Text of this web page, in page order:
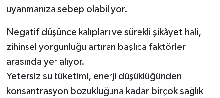
uyanmanıza sebep olabiliyor.
Negatif düşünce kalıpları ve sürekli şikâyet hali,
zihinsel yorgunluğu artıran başlıca faktörler
arasında yer alıyor.
Yetersiz su tüketimi, enerji düşüklüğünden
konsantrasyon bozukluğuna kadar birçok sağlık